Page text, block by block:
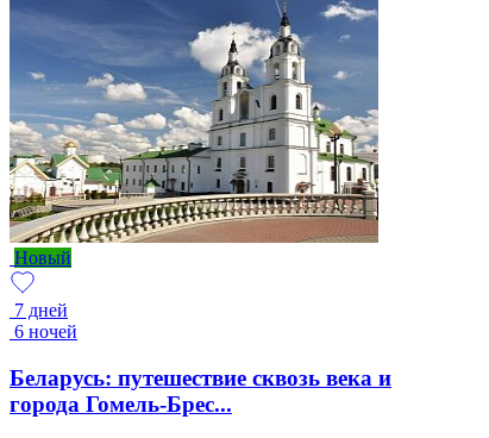
Новый
7 дней
6 ночей
Беларусь: путешествие сквозь века и
города Гомель-Брес...